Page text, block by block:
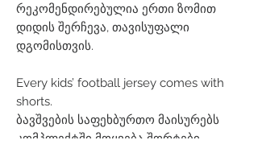
რეკომენდირებულია ერთი ზომით
დიდის შერჩევა, თავისუფალი
დგომისთვის.
Every kids’ football jersey comes with
shorts.
ბავშვების საფეხბურთო მაისურებს
კომპლექტში მოყვება შორტები.